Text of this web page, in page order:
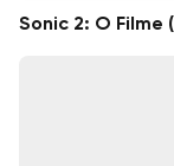
Sonic 2: O Filme